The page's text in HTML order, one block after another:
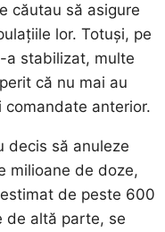
căutau să asigure
lor. Totuși, pe
a stabilizat, multe
că nu mai au
comandate anterior.
decis să anuleze
milioane de doze,
de peste 600
de altă parte, se